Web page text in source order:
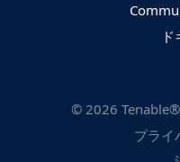
© 2026
プライ